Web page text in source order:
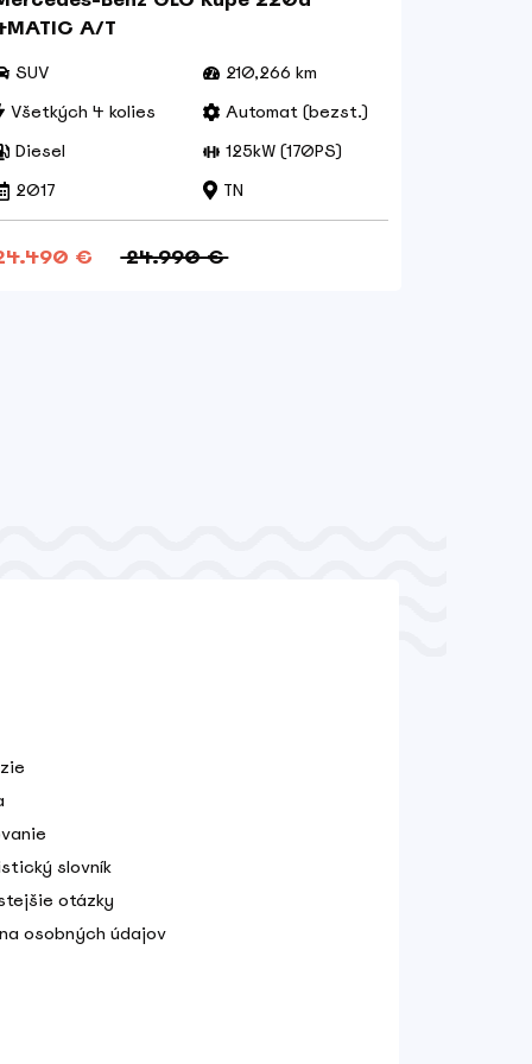
A/T
SUV
210,266 km
Všetkých 4 kolies
Automat (bezst.)
Diesel
125kW (170PS)
2017
TN
€ 24.990 €
slovník
otázky
osobných údajov